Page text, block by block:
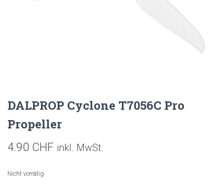
DALPROP Cyclone T7056C Pro
Propeller
4.90 CHF inkl. MwSt.
Nicht vorrätig